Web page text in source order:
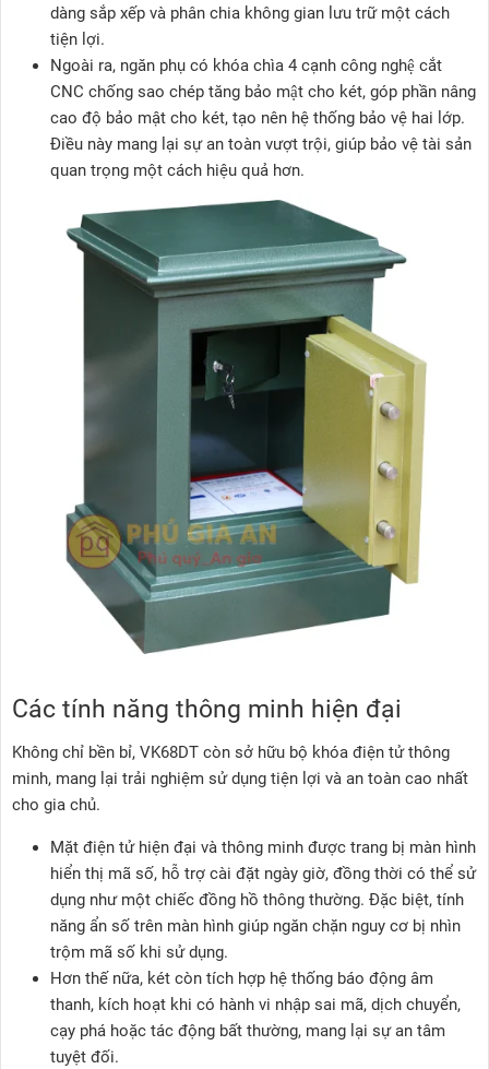
dàng sắp xếp và phân chia không gian lưu trữ một cách
tiện lợi.
Ngoài ra, ngăn phụ có khóa chìa 4 cạnh công nghệ cắt
CNC chống sao chép tăng bảo mật cho két, góp phần nâng
cao độ bảo mật cho két, tạo nên hệ thống bảo vệ hai lớp.
Điều này mang lại sự an toàn vượt trội, giúp bảo vệ tài sản
quan trọng một cách hiệu quả hơn.
Các tính năng thông minh hiện đại
Không chỉ bền bỉ, VK68DT còn sở hữu bộ khóa điện tử thông
minh, mang lại trải nghiệm sử dụng tiện lợi và an toàn cao nhất
cho gia chủ.
Mặt điện tử hiện đại và thông minh được trang bị màn hình
hiển thị mã số, hỗ trợ cài đặt ngày giờ, đồng thời có thể sử
dụng như một chiếc đồng hồ thông thường. Đặc biệt, tính
năng ẩn số trên màn hình giúp ngăn chặn nguy cơ bị nhìn
trộm mã số khi sử dụng.
Hơn thế nữa, két còn tích hợp hệ thống báo động âm
thanh, kích hoạt khi có hành vi nhập sai mã, dịch chuyển,
cạy phá hoặc tác động bất thường, mang lại sự an tâm
tuyệt đối.